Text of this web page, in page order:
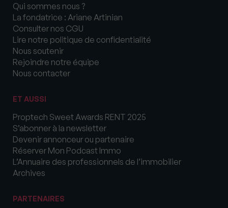
Qui sommes nous ?
La fondatrice : Ariane Artinian
Consulter nos CGU
Lire notre politique de confidentialité
Nous soutenir
Rejoindre notre équipe
Nous contacter
ET AUSSI
Proptech Sweet Awards RENT 2025
S’abonner à la newsletter
Devenir annonceur ou partenaire
Réserver Mon Podcast Immo
L’Annuaire des professionnels de l’immobilier
Archives
PARTENAIRES